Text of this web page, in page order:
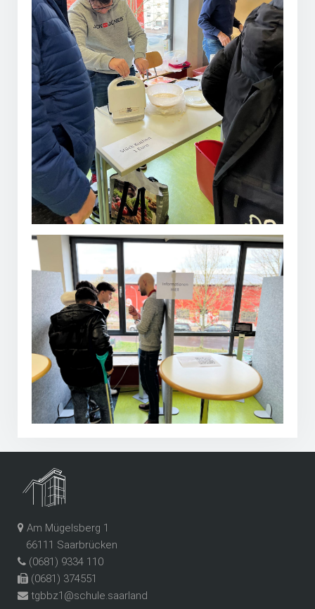
Am Mügelsberg 1
66111 Saarbrücken
(0681) 9334 110
(0681) 374551
tgbbz1@schule.saarland